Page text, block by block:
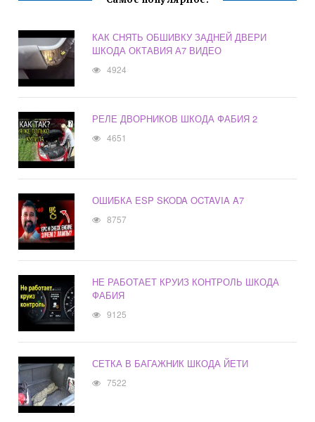
КАК СНЯТЬ ОБШИВКУ ЗАДНЕЙ ДВЕРИ
ШКОДА ОКТАВИЯ А7 ВИДЕО
4924
РЕЛЕ ДВОРНИКОВ ШКОДА ФАБИЯ 2
4651
ОШИБКА ESP SKODA OCTAVIA A7
8757
НЕ РАБОТАЕТ КРУИЗ КОНТРОЛЬ ШКОДА
ФАБИЯ
9125
СЕТКА В БАГАЖНИК ШКОДА ЙЕТИ
7522